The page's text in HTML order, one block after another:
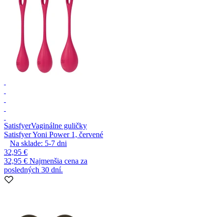
SatisfyerVaginálne guličky
Satisfyer Yoni Power 1, červené
Na sklade: 5-7 dni
32,95 €
32,95 € Najmenšia cena za
posledných 30 dní.